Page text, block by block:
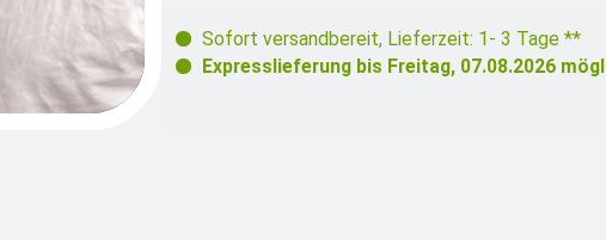
Sofort versandbereit, Lieferzeit: 1- 3 Tage **
Expresslieferung bis Freitag, 07.08.2026